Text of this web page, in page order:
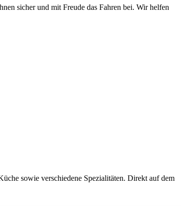
sicher und mit Freude das Fahren bei. Wir helfen
sowie verschiedene Spezialitäten. Direkt auf dem